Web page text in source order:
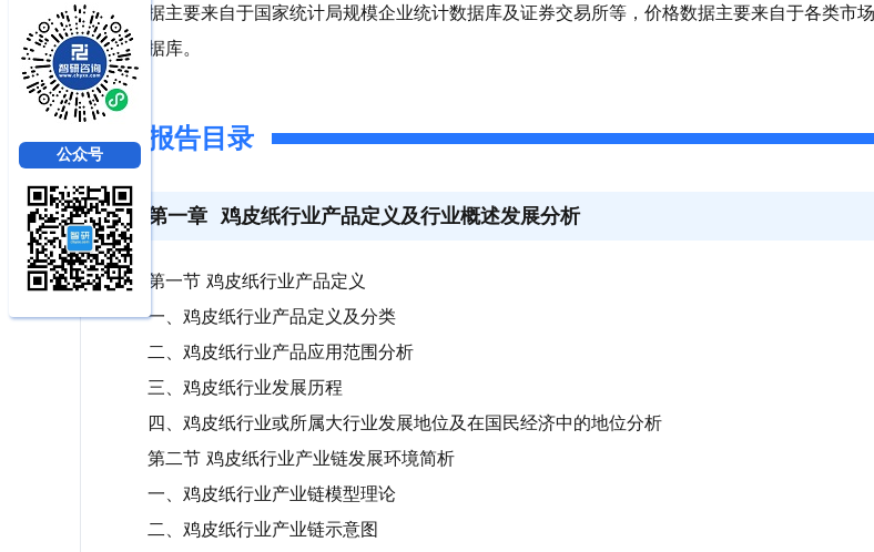
据主要来自于国家统计局规模企业统计数据库及证券交易所等，价格数据主要来自于各类市
据库。
报告目录
第一章 鸡皮纸行业产品定义及行业概述发展分析
第一节 鸡皮纸行业产品定义
一、鸡皮纸行业产品定义及分类
二、鸡皮纸行业产品应用范围分析
三、鸡皮纸行业发展历程
四、鸡皮纸行业或所属大行业发展地位及在国民经济中的地位分析
第二节 鸡皮纸行业产业链发展环境简析
一、鸡皮纸行业产业链模型理论
二、鸡皮纸行业产业链示意图
公众号